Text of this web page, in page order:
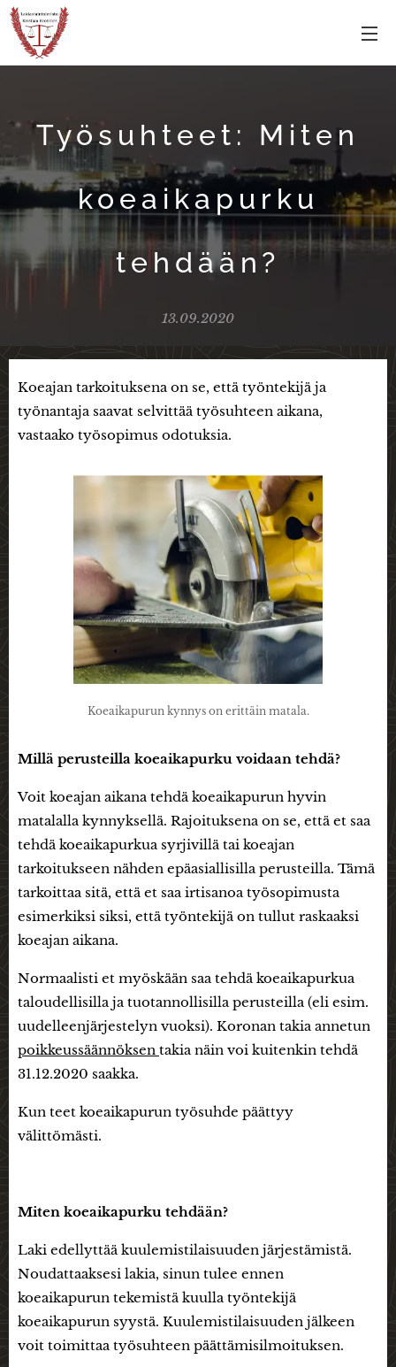
Työsuhteet: Miten
koeaikapurku
tehdään?
13.09.2020
Koeajan tarkoituksena on se, että työntekijä ja
työnantaja saavat selvittää työsuhteen aikana,
vastaako työsopimus odotuksia.
Koeaikapurun kynnys on erittäin matala.
Millä perusteilla koeaikapurku voidaan tehdä?
Voit koeajan aikana tehdä koeaikapurun hyvin
matalalla kynnyksellä. Rajoituksena on se, että et saa
tehdä koeaikapurkua syrjivillä tai koeajan
tarkoitukseen nähden epäasiallisilla perusteilla. Tämä
tarkoittaa sitä, että et saa irtisanoa työsopimusta
esimerkiksi siksi, että työntekijä on tullut raskaaksi
koeajan aikana.
Normaalisti et myöskään saa tehdä koeaikapurkua
taloudellisilla ja tuotannollisilla perusteilla (eli esim.
uudelleenjärjestelyn vuoksi). Koronan takia annetun
poikkeussäännöksen takia näin voi kuitenkin tehdä
31.12.2020 saakka.
Kun teet koeaikapurun työsuhde päättyy
välittömästi.
Miten koeaikapurku tehdään?
Laki edellyttää kuulemistilaisuuden järjestämistä.
Noudattaaksesi lakia, sinun tulee ennen
koeaikapurun tekemistä kuulla työntekijä
koeaikapurun syystä. Kuulemistilaisuuden jälkeen
voit toimittaa työsuhteen päättämisilmoituksen.